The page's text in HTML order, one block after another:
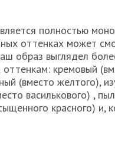
полностью
оттенках может
образ выглядел
кремовый
(вместо желтого),
василькового) ,
красного) и,